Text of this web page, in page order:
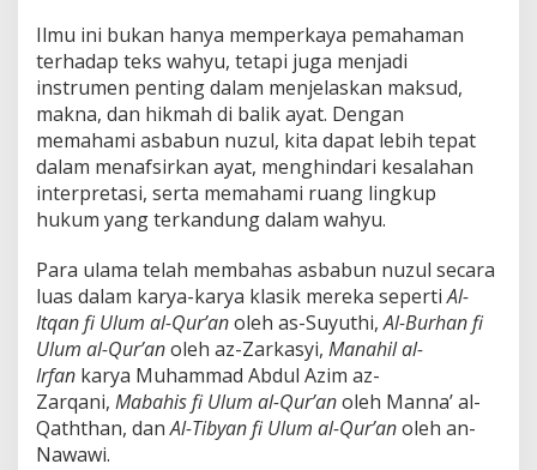
a
-
Q
u
r
a
n
Ilmu ini bukan hanya memperkaya pemahaman
terhadap teks wahyu, tetapi juga menjadi
instrumen penting dalam menjelaskan maksud,
makna, dan hikmah di balik ayat. Dengan
memahami asbabun nuzul, kita dapat lebih tepat
dalam menafsirkan ayat, menghindari kesalahan
interpretasi, serta memahami ruang lingkup
hukum yang terkandung dalam wahyu.
Para ulama telah membahas asbabun nuzul secara
luas dalam karya-karya klasik mereka sepertiAl-
Itqan fi Ulum al-Qur’anoleh as-Suyuthi,Al-Burhan fi
Ulum al-Qur’anoleh az-Zarkasyi, Manahil al-
Irfan karya Muhammad Abdul Azim az-
Zarqani, Mabahis fi Ulum al-Qur’anoleh Manna’ al-
Qaththan, danAl-Tibyan fi Ulum al-Qur’anoleh an-
Nawawi.